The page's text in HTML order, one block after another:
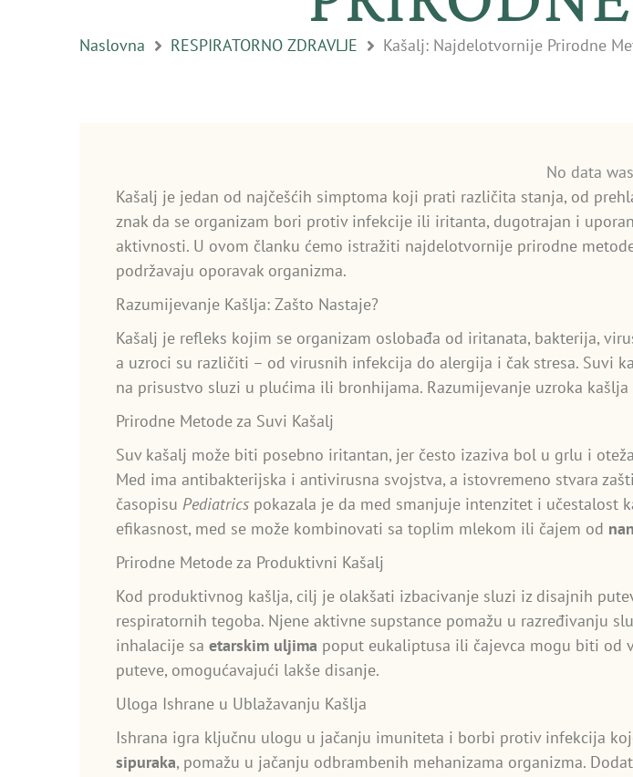
Naslovna RESPIRATORNO ZDRAVLJE Kašalj: Najdelotvornije Prirodne
No data
Kašalj je jedan od najčešćih simptoma koji prati različita stanja, od
znak da se organizam bori protiv infekcije ili iritanta, dugotrajan i
aktivnosti. U ovom članku ćemo istražiti najdelotvornije prirodne
podržavaju oporavak organizma.
Razumijevanje Kašlja: Zašto Nastaje?
Kašalj je refleks kojim se organizam oslobađa od iritanata, bakterija,
a uzroci su različiti – od virusnih infekcija do alergija i čak stresa. Suvi
na prisustvo sluzi u plućima ili bronhijama. Razumijevanje uzroka
Prirodne Metode za Suvi Kašalj
Suv kašalj može biti posebno iritantan, jer često izaziva bol u grlu i
Med ima antibakterijska i antivirusna svojstva, a istovremeno stvara
časopisu Pediatrics pokazala je da med smanjuje intenzitet i učestalost
efikasnost, med se može kombinovati sa toplim mlekom ili čajem od
Prirodne Metode za Produktivni Kašalj
Kod produktivnog kašlja, cilj je olakšati izbacivanje sluzi iz disajnih
respiratornih tegoba. Njene aktivne supstance pomažu u razređivanju
inhalacije sa etarskim uljima poput eukaliptusa ili čajevca mogu biti od
puteve, omogućavajući lakše disanje.
Uloga Ishrane u Ublažavanju Kašlja
Ishrana igra ključnu ulogu u jačanju imuniteta i borbi protiv infekcija
sipuraka, pomažu u jačanju odbrambenih mehanizama organizma.